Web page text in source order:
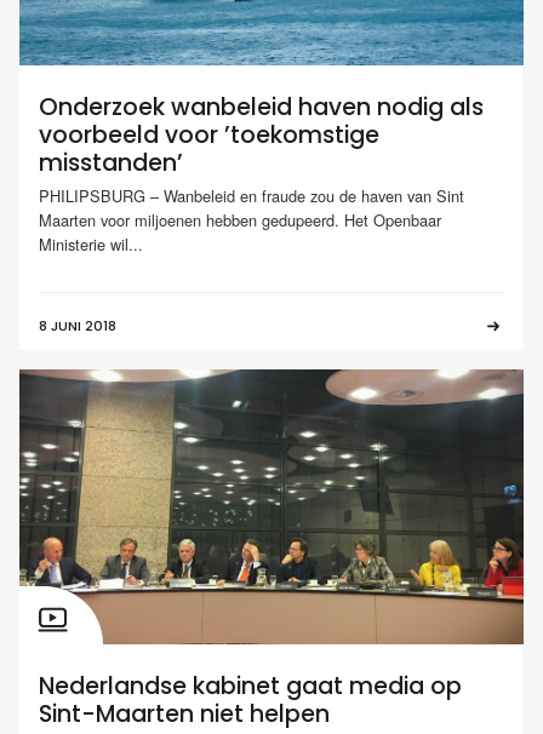
Onderzoek wanbeleid haven nodig als
voorbeeld voor ’toekomstige
misstanden’
PHILIPSBURG – Wanbeleid en fraude zou de haven van Sint
Maarten voor miljoenen hebben gedupeerd. Het Openbaar
Ministerie wil...
8 JUNI 2018
Nederlandse kabinet gaat media op
Sint-Maarten niet helpen